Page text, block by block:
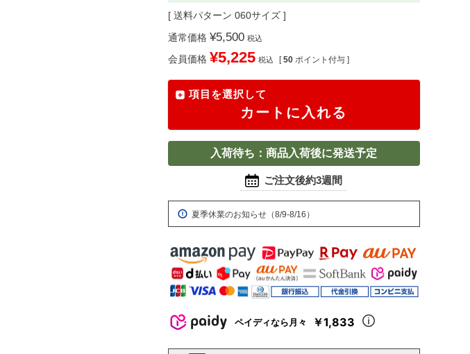
送料パターン 060サイズ
通常価格 ¥5,500 税込
会員価格 ¥5,225 税込 [ 50 ポイント付与 ]
項目を選択して
カートに入れる
入荷待ち：商品入荷後に発送予定
ご注文後約3週間
夏季休業のお知らせ（8/9-8/16）
ペイディなら月々 ￥1,833